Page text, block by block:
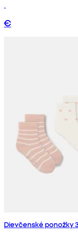
€
Dievčenské ponožky